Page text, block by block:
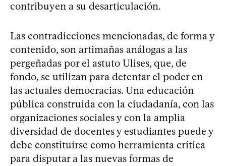
contribuyen a su desarticulación.
Las contradicciones mencionadas, de forma y
contenido, son artimañas análogas a las
pergeñadas por el astuto Ulises, que, de
fondo, se utilizan para detentar el poder en
las actuales democracias. Una educación
pública construida con la ciudadanía, con las
organizaciones sociales y con la amplia
diversidad de docentes y estudiantes puede y
debe constituirse como herramienta crítica
para disputar a las nuevas formas de